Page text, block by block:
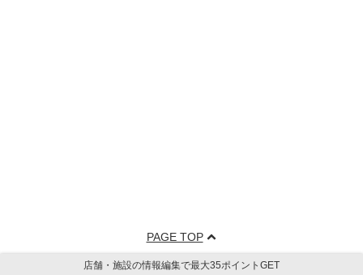
PAGE TOP
店舗・施設の情報編集で最大35ポイントGET